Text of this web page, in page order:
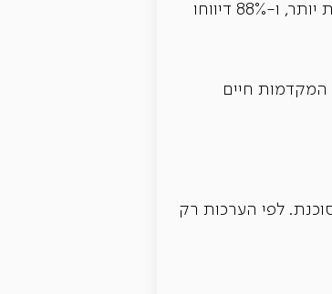
מצא כי 93% מהמתנדבים דיווחו על שיפור במצב הרוח, 79% דיווחו על רמות מתח נמוכות יותר, ו-88% דיווחו
המקדמות חיים
לפי הערכות רק